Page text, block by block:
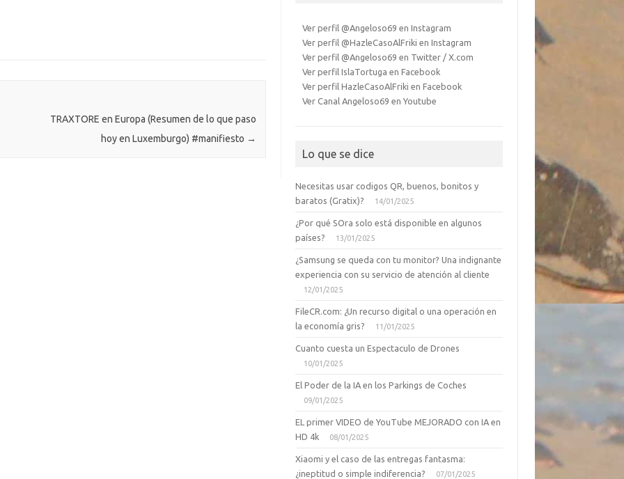
ik
TRAXTORE en Europa (Resumen de lo que paso
hoy en Luxemburgo) #manifiesto →
Ver perfil @Angeloso69 en Instagram
Ver perfil @HazleCasoAlFriki en Instagram
Ver perfil @Angeloso69 en Twitter / X.com
Ver perfil IslaTortuga en Facebook
Ver perfil HazleCasoAlFriki en Facebook
Ver Canal Angeloso69 en Youtube
Lo que se dice
Necesitas usar codigos QR, buenos, bonitos y
baratos (Gratix)?
14/01/2025
¿Por qué SOra solo está disponible en algunos
países?
13/01/2025
¿Samsung se queda con tu monitor? Una indignante
experiencia con su servicio de atención al cliente
12/01/2025
FileCR.com: ¿Un recurso digital o una operación en
la economía gris?
11/01/2025
Cuanto cuesta un Espectaculo de Drones
10/01/2025
El Poder de la IA en los Parkings de Coches
09/01/2025
EL primer VIDEO de YouTube MEJORADO con IA en
HD 4k
08/01/2025
Xiaomi y el caso de las entregas fantasma:
¿ineptitud o simple indiferencia?
07/01/2025